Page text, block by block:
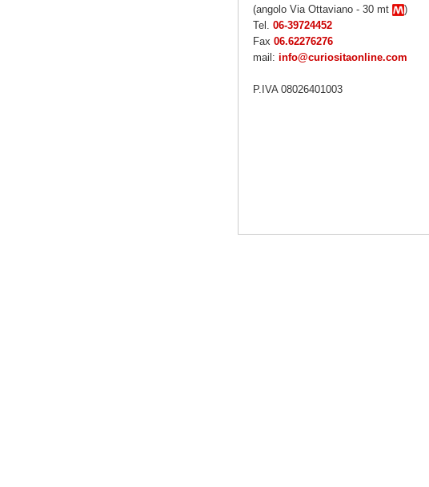
(angolo Via Ottaviano - 30 mt
)
Tel. 06-39724452
Fax 06.62276276
mail: info@curiositaonline.com
P.IVA 08026401003